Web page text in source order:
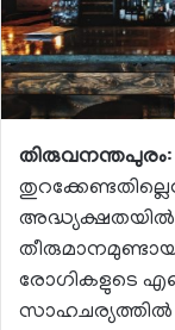
തിരുവനന്തപുരം
രോഗികളുടെ
സാഹചര്യത്തില്‍